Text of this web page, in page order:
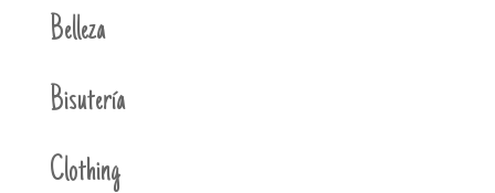
Belleza
Bisutería
Clothing